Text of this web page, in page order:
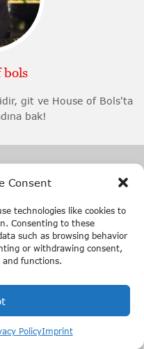
Consent
technologies like cookies to
Consenting to these
such as browsing behavior
or withdrawing consent,
functions.
PolicyImprint
bols
git ve House of Bols'ta
bak!
Bar
bir içecek iç!